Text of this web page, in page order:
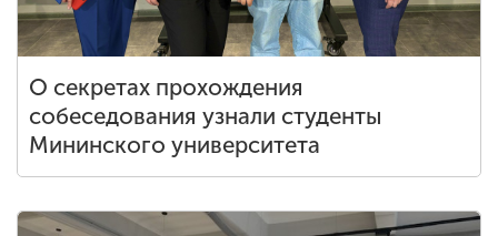
О секретах прохождения
собеседования узнали студенты
Мининского университета